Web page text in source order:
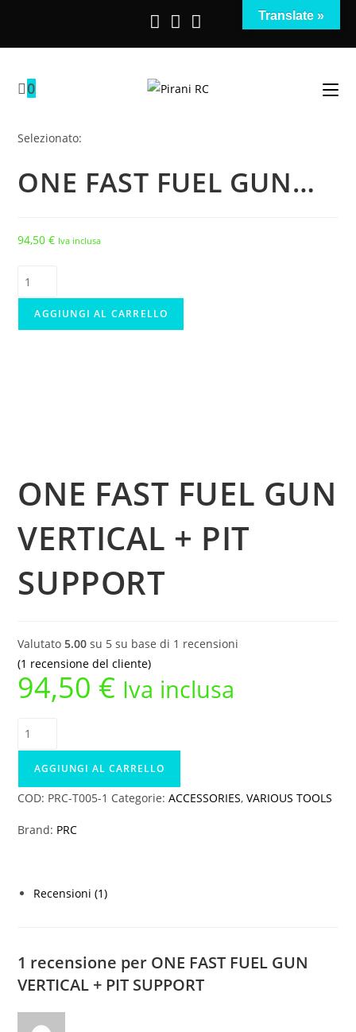
contenuto
0
Selezionato:
ONE FAST FUEL GUN…
94,50€ Iva inclusa
ONE
FAST
FUEL
GUN
AGGIUNGI AL CARRELLO
ONE FAST FUEL GUN
VERTICAL + PIT
SUPPORT
Valutato5.00 su 5 su base di 1 recensioni
(1 recensione del cliente)
94,50 € Iva inclusa
ONE
FUEL
GUN
VERTICAL
+
AGGIUNGI AL CARRELLO
COD: PRC-T005-1 Categorie:ACCESSORIES,VARIOUS TOOLS
Brand: PRC
Recensioni (1)
1 recensione per ONE FAST FUEL GUN
VERTICAL + PIT SUPPORT
Translate »